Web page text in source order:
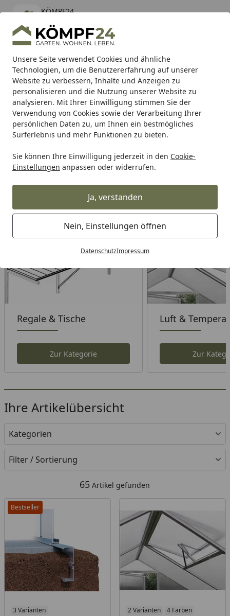
Unsere Seite verwendet Cookies und ähnliche
Technologien, um die Benutzererfahrung auf unserer
Website zu verbessern, Inhalte und Anzeigen zu
personalisieren und die Nutzung unserer Website zu
analysieren. Mit Ihrer Einwilligung stimmen Sie der
Verwendung von Cookies sowie der Verarbeitung Ihrer
persönlichen Daten zu, um Ihnen ein bestmögliches
Surferlebnis und mehr Funktionen zu bieten.
Sie können Ihre Einwilligung jederzeit in den Cookie-
Einstellungen anpassen oder widerrufen.
Ja, verstanden
Nein, Einstellungen öffnen
DatenschutzImpressum
KÖMPF24
kostenlos - Im App Store
Hotline
Alle Produkte
Mein Konto
Suchen
Karibu Pools inkl. gratis Sandfilteranlage & Pool-
Starterset (Gesamtwert bis 468,99€)
Startseite
Kreative Garten Technik Gewächshäuser Zubehör für
Zubehör für KGT Gewächshäuser
Wählen Sie Ihre Wunschkategorie
Regale & Tische
Zur Kategorie
Luft &
Zur
Ihre Artikelübersicht
Kategorien
Filter / Sortierung
65 Artikel gefunden
Bestseller
3 Varianten 2 Varianten 4 Farben